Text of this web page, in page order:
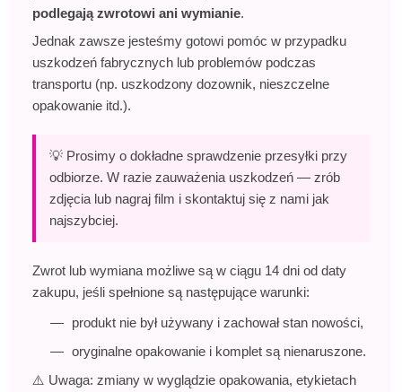
podlegają zwrotowi ani wymianie.
Jednak zawsze jesteśmy gotowi pomóc w przypadku
uszkodzeń fabrycznych lub problemów podczas
transportu (np. uszkodzony dozownik, nieszczelne
opakowanie itd.).
💡 Prosimy o dokładne sprawdzenie przesyłki przy
odbiorze. W razie zauważenia uszkodzeń — zrób
zdjęcia lub nagraj film i skontaktuj się z nami jak
najszybciej.
Zwrot lub wymiana możliwe są w ciągu 14 dni od daty
zakupu, jeśli spełnione są następujące warunki:
produkt nie był używany i zachował stan nowości,
oryginalne opakowanie i komplet są nienaruszone.
⚠️ Uwaga: zmiany w wyglądzie opakowania, etykietach